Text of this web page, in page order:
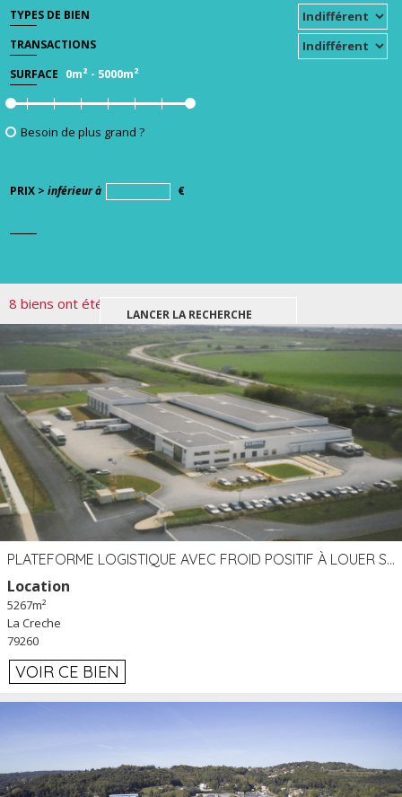
TYPES DE BIEN
TRANSACTIONS
SURFACE 0m² - 5000m²
Besoin de plus grand ?
PRIX > inférieur à €
8 biens ont été trouvés pour votre recherche.
PLATEFORME LOGISTIQUE AVEC FROID POSITIF À LOUER SECTEUR NIORT (79)
Location
5267m²
La Creche
79260
VOIR CE BIEN